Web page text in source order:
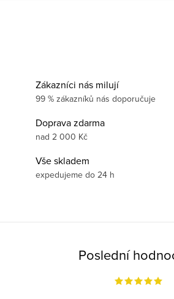
Zákazníci nás milují
99 % zákazníků nás doporučuje
Doprava zdarma
nad 2 000 Kč
Vše skladem
expedujeme do 24 h
Poslední